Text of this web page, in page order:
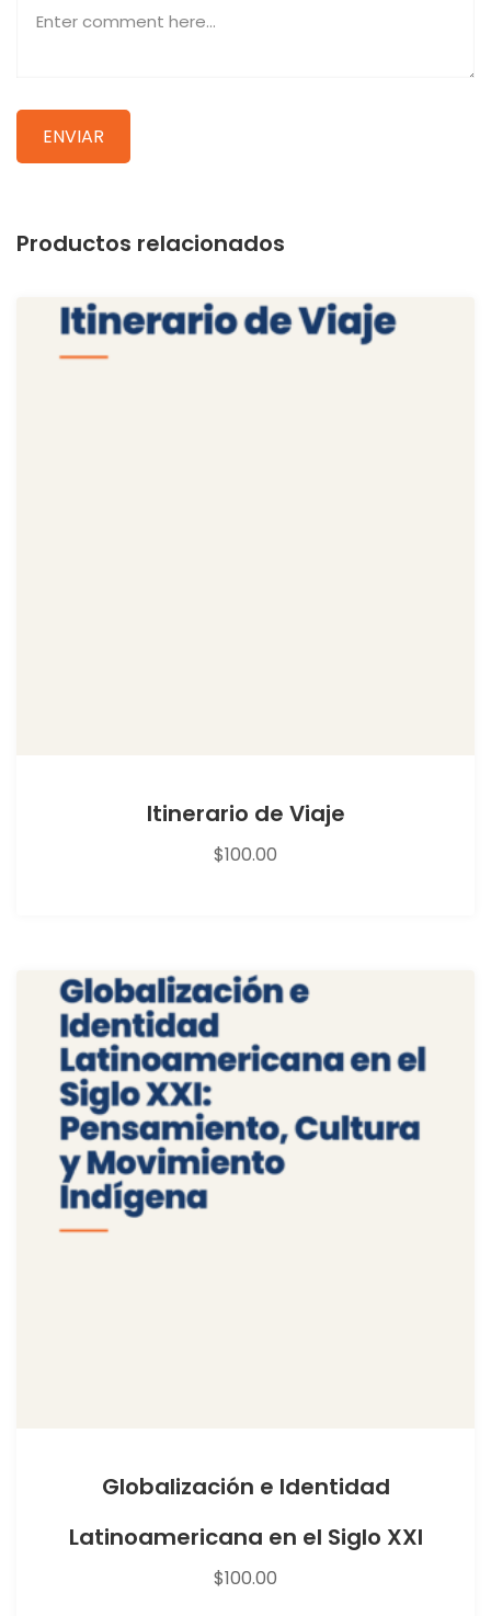
Productos relacionados
Itinerario de Viaje
$100.00
Globalización e Identidad
Latinoamericana en el Siglo XXI
$100.00